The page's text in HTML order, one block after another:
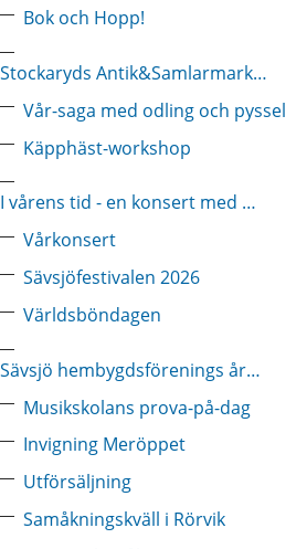
Bok och Hopp!
Stockaryds Antik&Samlarmarknad 2026
Vår-saga med odling och pyssel
Käpphäst-workshop
I vårens tid - en konsert med musikskolans elever
Vårkonsert
Sävsjöfestivalen 2026
Världsböndagen
Sävsjö hembygdsförenings årsmöte
Musikskolans prova-på-dag
Invigning Meröppet
Utförsäljning
Samåkningskväll i Rörvik